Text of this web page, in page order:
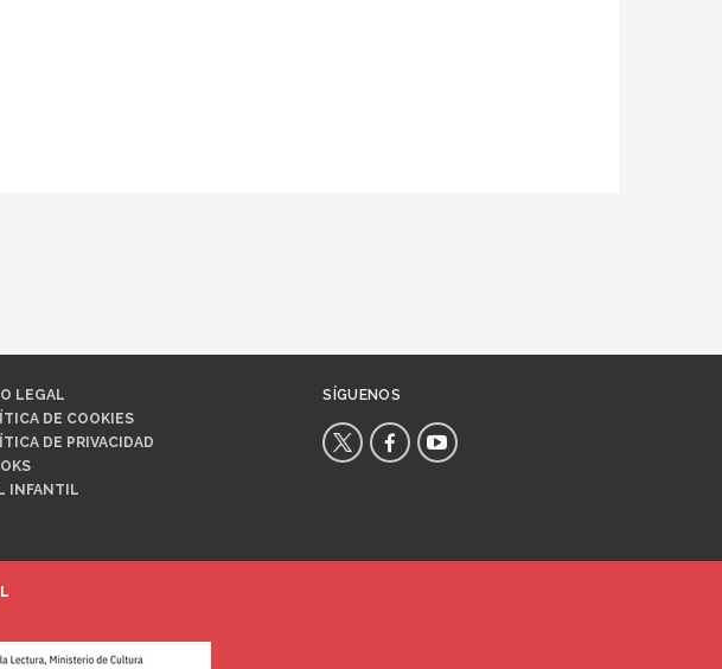
LEGAL
DE COOKIES
DE PRIVACIDAD
INFANTIL
SÍGUENOS